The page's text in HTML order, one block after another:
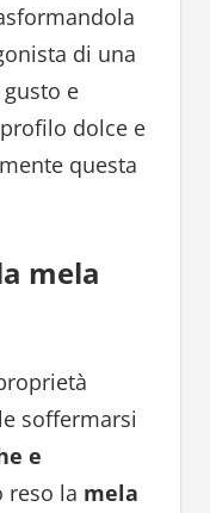
di una
e
dolce e
questa
mela
soffermarsi
e
reso la mela